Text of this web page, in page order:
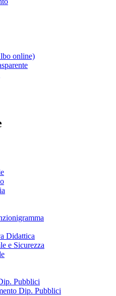
online)
Didattica
e Sicurezza
Pubblici
Dip. Pubblici